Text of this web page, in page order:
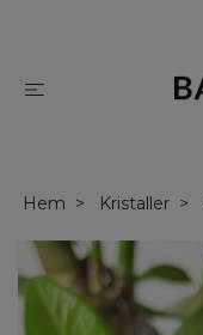
Hem Kristaller